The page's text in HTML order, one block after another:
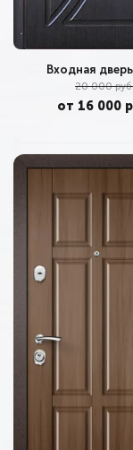
Входная
20 000
от 16 000